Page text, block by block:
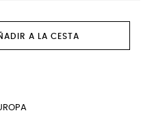
A LA CESTA